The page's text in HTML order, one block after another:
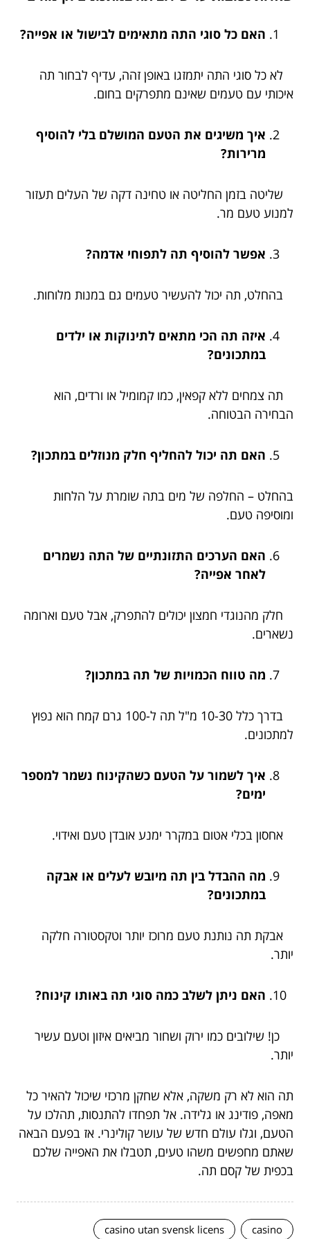
האם כל סוגי התה מתאימים לבישול או אפייה?
לא כל סוגי התה יתמזגו באופן זהה, עדיף לבחור תה
איכותי עם טעמים שאינם מתפרקים בחום.
איך משיגים את הטעם המושלם בלי להוסיף
מרירות?
שליטה בזמן החליטה או טחינה דקה של העלים תעזור
למנוע טעם מר.
אפשר להוסיף תה לתפוחי אדמה?
בהחלט, תה יכול להעשיר טעמים גם במנות מלוחות.
איזה תה הכי מתאים לתינוקות או ילדים
במתכונים?
תה צמחים ללא קפאין, כמו קמומיל או ורדים, הוא
הבחירה הבטוחה.
האם תה יכול להחליף חלק מנוזלים במתכון?
בהחלט – החלפה של מים בתה שומרת על הלחות
ומוסיפה טעם.
האם הערכים התזונתיים של התה נשמרים
לאחר אפייה?
חלק מהנוגדי חמצון יכולים להתפרק, אבל טעם וארומה
נשארים.
מה טווח הכמויות של תה במתכון?
בדרך כלל 10-30 מ"ל תה ל-100 גרם קמח הוא נפוץ
למתכונים.
איך לשמור על הטעם כשהקינוח נשמר למספר
ימים?
אחסון בכלי אטום במקרר ימנע אובדן טעם ואידוי.
מה ההבדל בין תה מיובש לעלים או אבקה
במתכונים?
אבקת תה נותנת טעם מרוכז יותר וטקסטורה חלקה
יותר.
האם ניתן לשלב כמה סוגי תה באותו קינוח?
כן! שילובים כמו ירוק ושחור מביאים איזון וטעם עשיר
יותר.
תה הוא לא רק משקה, אלא שחקן מרכזי שיכול להאיר כל
מאפה, פודינג או גלידה. אל תפחדו להתנסות, תהלכו על
הטעם, וגלו עולם חדש של עושר קולינרי. אז בפעם הבאה
שאתם מחפשים משהו טעים, תטבלו את האפייה שלכם
בכפית של קסם תה.
casino
casino utan svensk licens